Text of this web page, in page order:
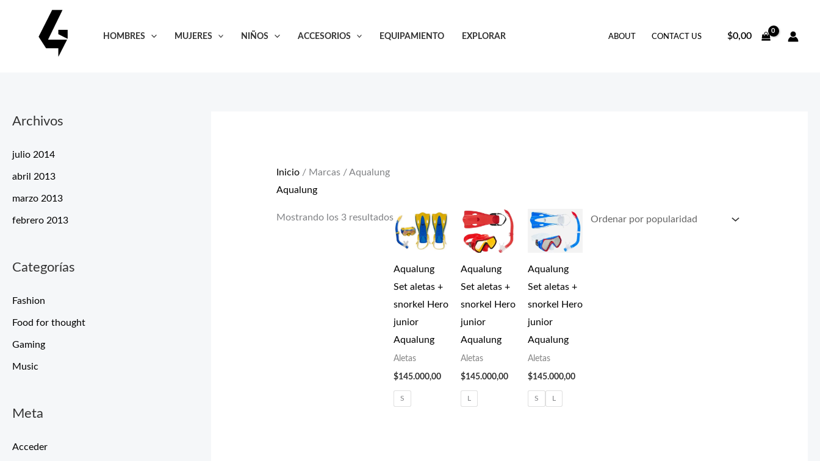
contenido
HOMBRES MUJERES NIÑOS ACCESORIOS EQUIPAMIENTO EXPLORAR ABOUT CONTACT US $0,00
Archivos
julio 2014
abril 2013
marzo 2013
febrero 2013
Categorías
Fashion
Food for thought
Gaming
Music
Meta
Acceder
Inicio/ Marcas / Aqualung
Aqualung
Mostrando los 3 resultados
Aqualung
Set aletas +
snorkel Hero
junior
Aqualung
Aletas
$145.000,00
S
Aqualung
Set aletas +
snorkel Hero
junior
Aqualung
Aletas
$145.000,00
L
Aqualung
Set aletas +
snorkel Hero
junior
Aqualung
Aletas
$145.000,00
S L